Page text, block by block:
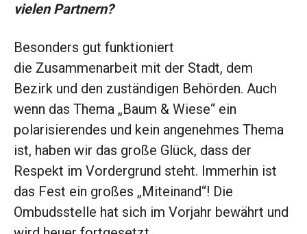
vielen Partnern?
Besonders gut funktioniert
die Zusammenarbeit mit der Stadt, dem
Bezirk und den zuständigen Behörden. Auch
wenn das Thema „Baum & Wiese“ ein
polarisierendes und kein angenehmes Thema
ist, haben wir das große Glück, dass der
Respekt im Vordergrund steht. Immerhin ist
das Fest ein großes „Miteinand“! Die
Ombudsstelle hat sich im Vorjahr bewährt und